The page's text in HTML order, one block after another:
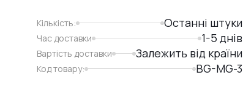
Кількість: Останні штуки
Час доставки 1-5 днів
Вартість доставки Залежить від країни
Код товару: BG-MG-3